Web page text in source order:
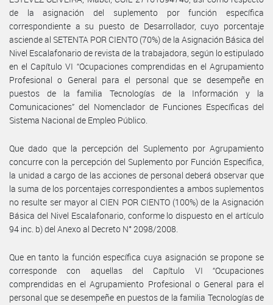
de la asignación del suplemento por función específica
correspondiente a su puesto de Desarrollador, cuyo porcentaje
asciende al SETENTA POR CIENTO (70%) de la Asignación Básica del
Nivel Escalafonario de revista de la trabajadora, según lo estipulado
en el Capítulo VI “Ocupaciones comprendidas en el Agrupamiento
Profesional o General para el personal que se desempeñe en
puestos de la familia Tecnologías de la Información y la
Comunicaciones” del Nomenclador de Funciones Específicas del
Sistema Nacional de Empleo Público.
Que dado que la percepción del Suplemento por Agrupamiento
concurre con la percepción del Suplemento por Función Específica,
la unidad a cargo de las acciones de personal deberá observar que
la suma de los porcentajes correspondientes a ambos suplementos
no resulte ser mayor al CIEN POR CIENTO (100%) de la Asignación
Básica del Nivel Escalafonario, conforme lo dispuesto en el artículo
94 inc. b) del Anexo al Decreto N° 2098/2008.
Que en tanto la función específica cuya asignación se propone se
corresponde con aquellas del Capítulo VI “Ocupaciones
comprendidas en el Agrupamiento Profesional o General para el
personal que se desempeñe en puestos de la familia Tecnologías de